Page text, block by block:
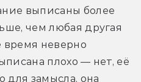
выписаны более
чем любая другая
время неверно
плохо — нет, её
для замысла, она